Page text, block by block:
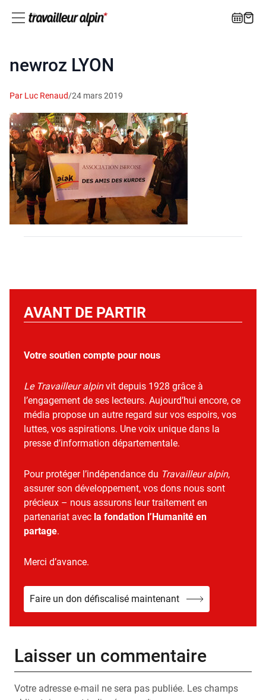
newroz LYON
Par Luc Renaud/24 mars 2019
AVANT DE PARTIR
Votre soutien compte pour nous
Le Travailleur alpinvit depuis 1928 grâce à
l’engagement de ses lecteurs. Aujourd’hui encore, ce
média propose un autre regard sur vos espoirs, vos
luttes, vos aspirations. Une voix unique dans la
presse d’information départementale.
Pour protéger l’indépendance du Travailleur alpin,
assurer son développement, vos dons nous sont
précieux – nous assurons leur traitement en
partenariat avec la fondation l’Humanité en
partage.
Merci d’avance.
Faire un don défiscalisé maintenant
Laisser un commentaire
Votre adresse e-mail ne sera pas publiée. Les champs